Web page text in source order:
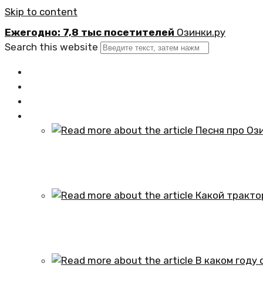
Skip to content
Ежегодно: 7,8 тыс посетителей Озинки.ру
Search this website